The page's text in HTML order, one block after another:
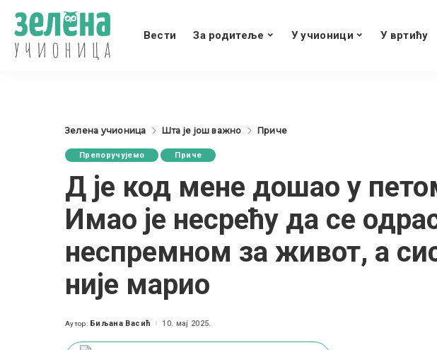
Вести За родитеље У учионици У вртићу
Зелена учионица Шта је још важно Приче
Препоручујемо Приче
Д је код мене дошао у
Имао је несрећу да се
неспремном за живот, а
није марио
Posted
Аутор: Биљана Васић 10. мај 2025.